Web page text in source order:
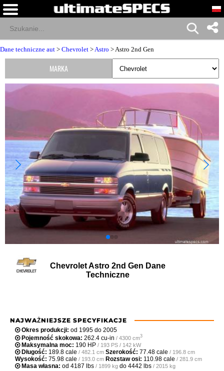
Dane techniczne aut > Chevrolet >Astro > Astro 2nd Gen
Chevrolet Astro 2nd Gen Dane
Techniczne
NAJWAŻNIEJSZE SPECYFIKACJE
Okres produkcji: od 1995 do 2005
Pojemność skokowa: 262.4 cu-in / 4300 cm3
Maksymalna moc: 190 HP / 193 PS / 142 kW
Długość: 189.8 cale / 482.1 cm Szerokość: 77.48 cale / 196.8 cm
Wysokość: 75.98 cale / 193.0 cm Rozstaw osi: 110.98 cale / 281.9 cm
Masa własna: od 4187 lbs / 1899 kg do 4442 lbs / 2015 kg
MARKA